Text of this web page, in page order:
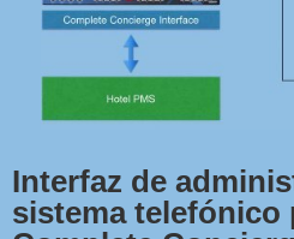
Interfaz de
sistema telefónico